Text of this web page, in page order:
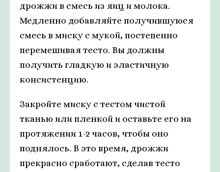
дрожжи в смесь из яиц и молока.
Медленно добавляйте получившуюся
смесь в миску с мукой, постепенно
перемешивая тесто. Вы должны
получить гладкую и эластичную
консистенцию.
Закройте миску с тестом чистой
тканью или пленкой и оставьте его на
протяжении 1-2 часов, чтобы оно
поднялось. В это время, дрожжи
прекрасно сработают, сделав тесто